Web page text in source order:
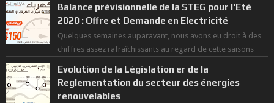
Balance prévisionnelle de la STEG pour l'Eté
2020 : Offre et Demande en Electricité
Quelques semaines auparavant, nous avons eu droit à des
chiffres assez rafraîchissants au regard de cette saisons
Evolution de la Législation er de la
Reglementation du secteur des énergies
renouvelables